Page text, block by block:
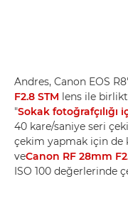
Andres, Canon EOS
F2.8 STM lens ile
"Sokak
40 kare/saniye seri
çekim yapmak için de
veCanon RF 28mm
ISO 100 değerlerinde